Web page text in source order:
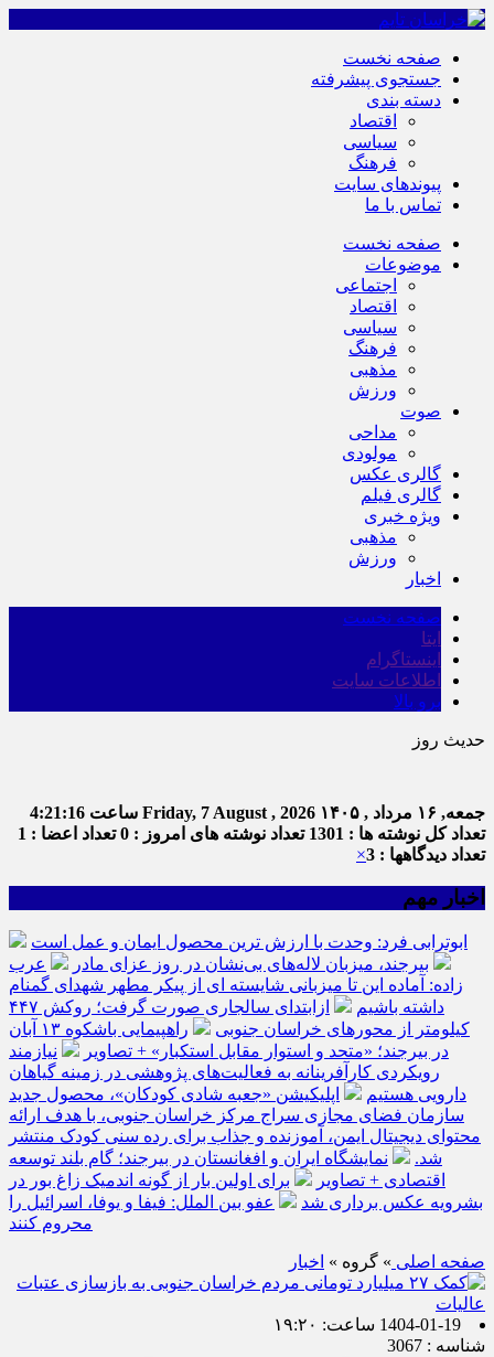
صفحه نخست
جستجوی پیشرفته
دسته بندی
اقتصاد
سیاسی
فرهنگ
پیوندهای سایت
تماس با ما
صفحه نخست
موضوعات
اجتماعی
اقتصاد
سیاسی
فرهنگ
مذهبی
ورزش
صوت
مداحی
مولودی
گالری عکس
گالری فیلم
ویژه خبری
مذهبی
ورزش
اخبار
صفحه نخست
ایتا
اینستاگرام
اطلاعات سایت
برو بالا
حدیث روز
جمعه, ۱۶ مرداد , ۱۴۰۵ Friday, 7 August , 2026 ساعت 4:21:17
تعداد کل نوشته ها : 1301
تعداد نوشته های امروز : 0
تعداد اعضا : 1
تعداد دیدگاهها : 3
×
اخبار مهم
ابوترابی فرد: وحدت با ارزش ترین محصول ایمان و عمل است
بیرجند، میزبان لاله‌های بی‌نشان در روز عزای مادر
عرب
زاده: آماده این تا میزبانی شایسته ای از پیکر مطهر شهدای گمنام
داشته باشیم
ازابتدای سالجاری صورت گرفت؛ روکش ۴۴۷
کیلومتر از محورهای خراسان جنوبی
راهپیمایی باشکوه ۱۳ آبان
در بیرجند؛ «متحد و استوار مقابل استکبار» + تصاویر
نیازمند
رویکردی کارآفرینانه به فعالیت‌های پژوهشی در زمینه گیاهان
دارویی هستیم
اپلیکیشن «جعبه شادی کودکان»، محصول جدید
سازمان فضای مجازی سراج مرکز خراسان جنوبی، با هدف ارائه
محتوای دیجیتال ایمن، آموزنده و جذاب برای رده سنی کودک منتشر
شد.
نمایشگاه ایران و افغانستان در بیرجند؛ گام بلند توسعه
اقتصادی + تصاویر
برای اولین بار از گونه اندمیک زاغ بور در
بشرویه عکس برداری شد
عفو بین الملل: فیفا و یوفا، اسرائیل را
محروم کنند
صفحه اصلی » گروه » اخبار
1404-01-19 ساعت: ۱۹:۲۰
شناسه : 3067